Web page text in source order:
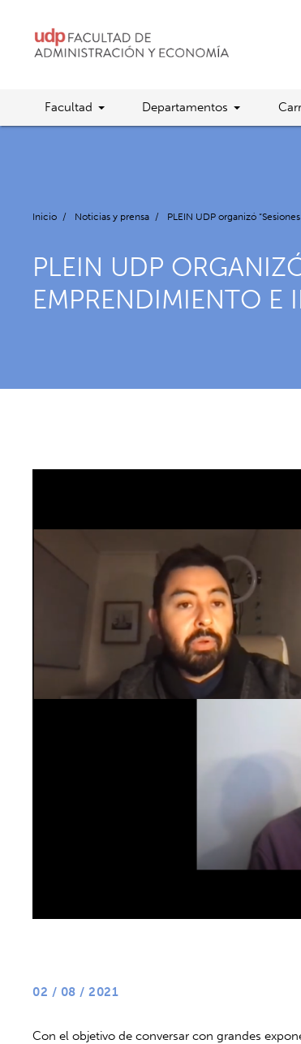
Facultad Departamentos
Inicio / Noticias y prensa / PLEIN UDP organizó
PLEIN UDP
EMPRENDIMIENTO E
02 / 08 / 2021
Con el objetivo de conversar con grandes